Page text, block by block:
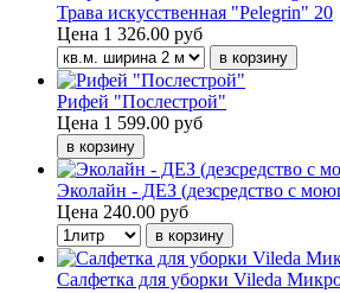
Трава искусственная "Pelegrin" 20
Цена 1 326.00 руб
Рифей "Послестрой"
Цена 1 599.00 руб
Эколайн - ДЕЗ (дезсредство с
Цена 240.00 руб
Салфетка для уборки Vileda